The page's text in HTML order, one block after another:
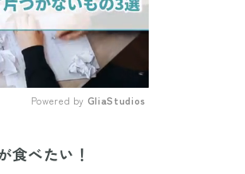
Powered by GliaStudios
食べたい！